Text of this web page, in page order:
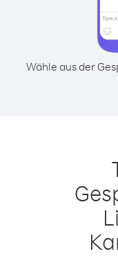
Wähle aus der